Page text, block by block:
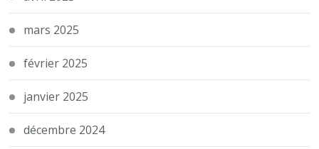
mars 2025
février 2025
janvier 2025
décembre 2024